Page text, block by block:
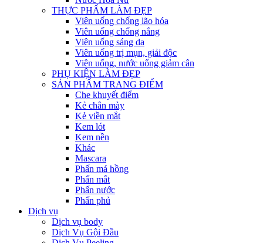
THỰC PHẨM LÀM ĐẸP
Viên uống chống lão hóa
Viên uống chống nắng
Viên uống sáng da
Viên uống trị mụn, giải độc
Viên uống, nước uống giảm cân
PHỤ KIỆN LÀM ĐẸP
SẢN PHẨM TRANG ĐIỂM
Che khuyết điểm
Kẻ chân mày
Kẻ viền mắt
Kem lót
Kem nền
Khác
Mascara
Phấn má hồng
Phấn mắt
Phấn nước
Phấn phủ
Dịch vụ
Dịch vụ body
Dịch Vụ Gội Đầu